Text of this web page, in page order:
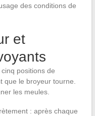
des conditions de
et
positions de
que le broyeur tourne.
les meules.
: après chaque